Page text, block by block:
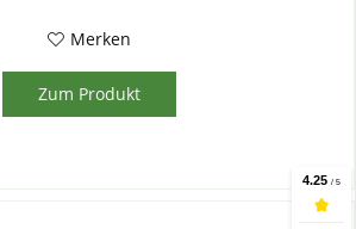
Merken
Zum Produkt